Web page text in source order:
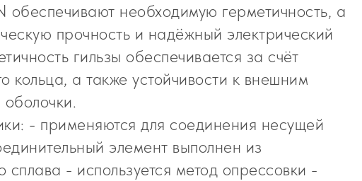
обеспечивают необходимую герметичность, а
прочность и надёжный электрический
гильзы обеспечивается за счёт
кольца, а также устойчивости к внешним
оболочки.
- применяются для соединения несущей
элемент выполнен из
сплава - используется метод опрессовки -